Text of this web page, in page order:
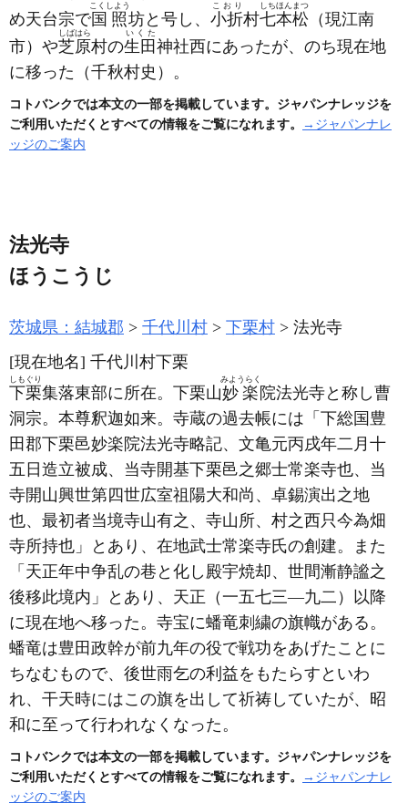
め天台宗で国照
こくしよう
坊と号し、 小折
こおり
村七本松
しちほんまつ
（現江南
市） や芝原
しばはら
村の生田
いくた
神社西にあったが、のち現在地
に移った （千秋村史） 。
コトバンクでは本文の一部を掲載しています。ジャパンナレッジを
ご利用いただくとすべての情報をご覧になれます。
→ジャパンナレ
ッジのご案内
法光寺
ほうこうじ
茨城県：結城郡 千代川村 下栗村
法光寺
[現在地名] 千代川村下栗
下栗
しもぐり
集落東部に所在。下栗山妙楽
みようらく
院法光寺と称し曹
洞宗。本尊釈迦如来。寺蔵の過去帳には「下総国豊
田郡下栗邑妙楽院法光寺略記、文亀元丙戌年二月十
五日造立被成、当寺開基下栗邑之郷士常楽寺也、当
寺開山興世第四世広室祖陽大和尚、卓錫演出之地
也、最初者当境寺山有之、寺山所、村之西只今為畑
寺所持也」とあり、在地武士常楽寺氏の創建。また
「天正年中争乱の巷と化し殿宇焼却、世間漸静謐之
後移此境内」とあり、天正 （一五七三―九二） 以降
に現在地へ移った。寺宝に蟠竜刺繍の旗幟がある。
蟠竜は豊田政幹が前九年の役で戦功をあげたことに
ちなむもので、後世雨乞の利益をもたらすといわ
れ、干天時にはこの旗を出して祈祷していたが、昭
和に至って行われなくなった。
コトバンクでは本文の一部を掲載しています。ジャパンナレッジを
ご利用いただくとすべての情報をご覧になれます。
→ジャパンナレ
ッジのご案内